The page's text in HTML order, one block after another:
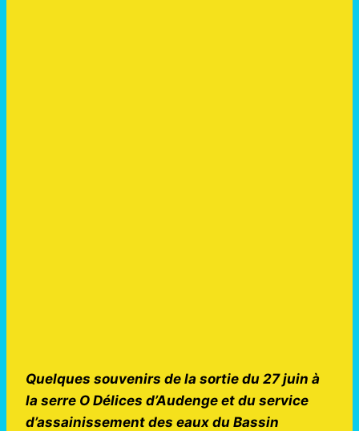
Quelques souvenirs de la sortie du 27 juin à
la serre O Délices d’Audenge et du service
d’assainissement des eaux du Bassin